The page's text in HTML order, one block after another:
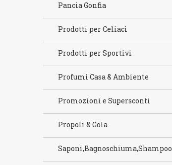
Pancia Gonfia
Prodotti per Celiaci
Prodotti per Sportivi
Profumi Casa & Ambiente
Promozioni e Supersconti
Propoli & Gola
Saponi,Bagnoschiuma,Shampoo